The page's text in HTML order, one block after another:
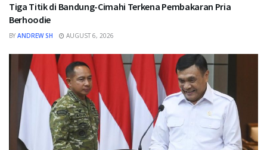
Tiga Titik di Bandung-Cimahi Terkena Pembakaran Pria
Berhoodie
BY ANDREW SH AUGUST 6, 2026